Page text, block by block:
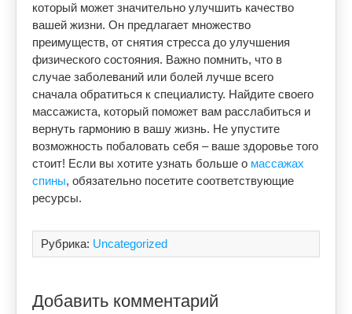
который может значительно улучшить качество
вашей жизни. Он предлагает множество
преимуществ, от снятия стресса до улучшения
физического состояния. Важно помнить, что в
случае заболеваний или болей лучше всего
сначала обратиться к специалисту. Найдите своего
массажиста, который поможет вам расслабиться и
вернуть гармонию в вашу жизнь. Не упустите
возможность побаловать себя – ваше здоровье того
стоит! Если вы хотите узнать больше о массажах
спины, обязательно посетите соответствующие
ресурсы.
Рубрика: Uncategorized
Добавить комментарий